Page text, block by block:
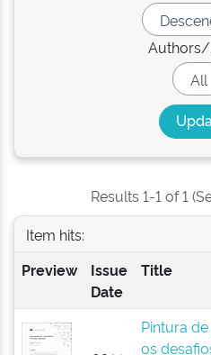
Results 1-1 of 1
Item hits:
Preview
Issue
Date
Title
Pintura
os